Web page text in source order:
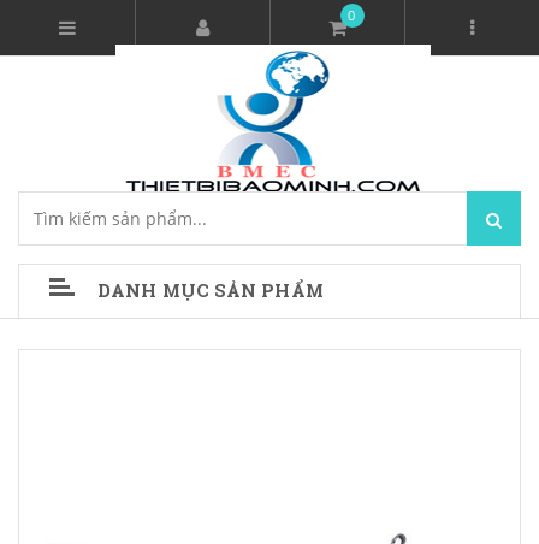
0
DANH MỤC SẢN PHẨM